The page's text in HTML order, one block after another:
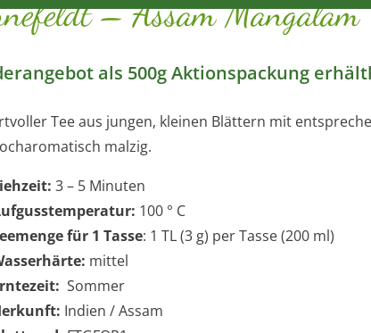
– Assam Mangalam
als 500g Aktionspackung
Tee aus jungen, kleinen Blättern mit
malzig.
3 – 5 Minuten
100 ° C
für 1 Tasse: 1 TL (3 g) per Tasse (200 ml)
mittel
Sommer
Indien / Assam